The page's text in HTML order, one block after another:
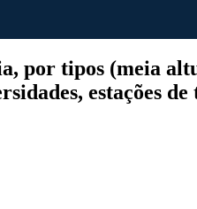
por tipos (meia
estações